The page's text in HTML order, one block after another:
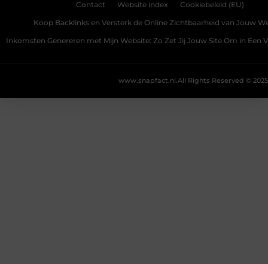
Contact Website index Cookiebeleid (EU)
Koop Backlinks en Versterk de Online Zichtbaarheid van Jouw
Inkomsten Genereren met Mijn Website: Zo Zet Jij Jouw Site Om in Een
All Rights Reserved © 2025
www.snapfact.nl.